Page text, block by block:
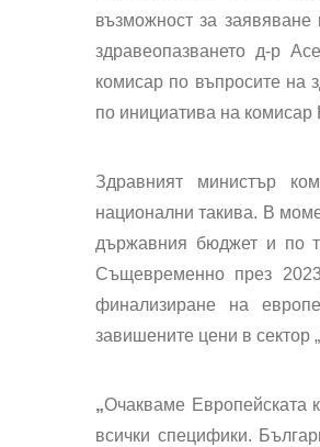
възможност за заявяване
здравеопазването д-р
комисар по въпросите на
по инициатива на комисар
Здравният министър
национални такива. В
държавния бюджет и по
Същевременно през
финализиране на
завишените цени в сектор
„Очакваме Европейската
всички специфики.